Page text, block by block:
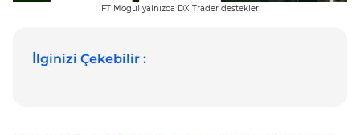
FT Mogul yalnızca DX Trader destekler
İlginizi Çekebilir :